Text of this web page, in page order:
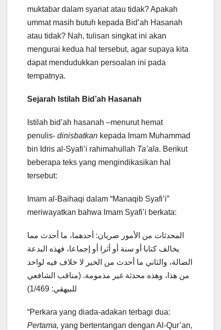
muktabar dalam syariat atau tidak? Apakah
ummat masih butuh kepada Bid’ah Hasanah
atau tidak? Nah, tulisan singkat ini akan
mengurai kedua hal tersebut, agar supaya kita
dapat mendudukkan persoalan ini pada
tempatnya.
Sejarah Istilah Bid’ah Hasanah
Istilah bid’ah hasanah –menurut hemat
penulis- dinisbatkan kepada Imam Muhammad
bin Idris al-Syafi’i rahimahullah Ta’ala. Berikut
beberapa teks yang mengindikasikan hal
tersebut:
Imam al-Baihaqi dalam “Manaqib Syafi’i”
meriwayatkan bahwa Imam Syafi’i berkata:
المحدثات من الأمور ضربان: أحدهما، ما أحدث مما
يخالف كتابا أو سنة أو أثرا أو إجماعا، فهذه البدعة
الضالة، والثاني ما أحدث من الخير لا خلاف فيه لواحد
من هذا، وهذه محدثة غير مذمومة. (مناقب الشافعي
للبيهقي: 1/469)
“Perkara yang diada-adakan terbagi dua:
Pertama, yang bertentangan dengan Al-Qur’an,